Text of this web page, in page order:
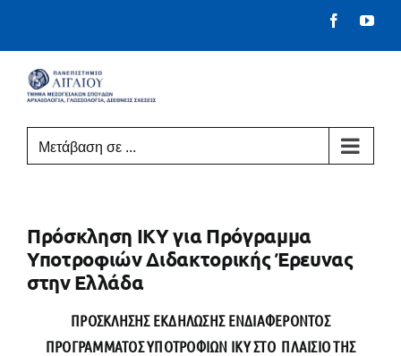
Facebook
Μετάβαση σε ...
Πρόσκληση ΙΚΥ για Πρόγραμμα
Υποτροφιών Διδακτορικής Έρευνας
στην Ελλάδα
ΠΡΟΣΚΛΗΣΗΣ ΕΚΔΗΛΩΣΗΣ ΕΝΔΙΑΦΕΡΟΝΤΟΣ
ΠΡΟΓΡΑΜΜΑΤΟΣ ΥΠΟΤΡΟΦΙΩΝ ΙΚΥ ΣΤΟ ΠΛΑΙΣΙΟ ΤΗΣ